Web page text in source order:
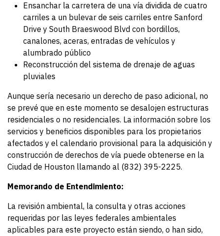
Ensanchar la carretera de una vía dividida de cuatro
carriles a un bulevar de seis carriles entre Sanford
Drive y South Braeswood Blvd con bordillos,
canalones, aceras, entradas de vehículos y
alumbrado público
Reconstrucción del sistema de drenaje de aguas
pluviales
Aunque sería necesario un derecho de paso adicional, no
se prevé que en este momento se desalojen estructuras
residenciales o no residenciales. La información sobre los
servicios y beneficios disponibles para los propietarios
afectados y el calendario provisional para la adquisición y
construcción de derechos de vía puede obtenerse en la
Ciudad de Houston llamando al (832) 395-2225.
Memorando de Entendimiento:
La revisión ambiental, la consulta y otras acciones
requeridas por las leyes federales ambientales
aplicables para este proyecto están siendo, o han sido,